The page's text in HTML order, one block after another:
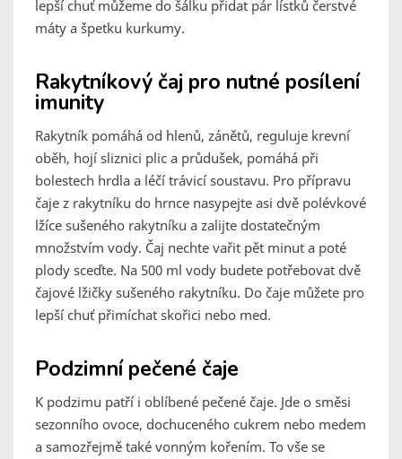
lepší chuť můžeme do šálku přidat pár lístků čerstvé
máty a špetku kurkumy.
Rakytníkový čaj pro nutné posílení
imunity
Rakytník pomáhá od hlenů, zánětů, reguluje krevní
oběh, hojí sliznici plic a průdušek, pomáhá při
bolestech hrdla a léčí trávicí soustavu. Pro přípravu
čaje z rakytníku do hrnce nasypejte asi dvě polévkové
lžíce sušeného rakytníku a zalijte dostatečným
množstvím vody. Čaj nechte vařit pět minut a poté
plody sceďte. Na 500 ml vody budete potřebovat dvě
čajové lžičky sušeného rakytníku. Do čaje můžete pro
lepší chuť přimíchat skořici nebo med.
Podzimní pečené čaje
K podzimu patří i oblíbené pečené čaje. Jde o směsi
sezonního ovoce, dochuceného cukrem nebo medem
a samozřejmě také vonným kořením. To vše se